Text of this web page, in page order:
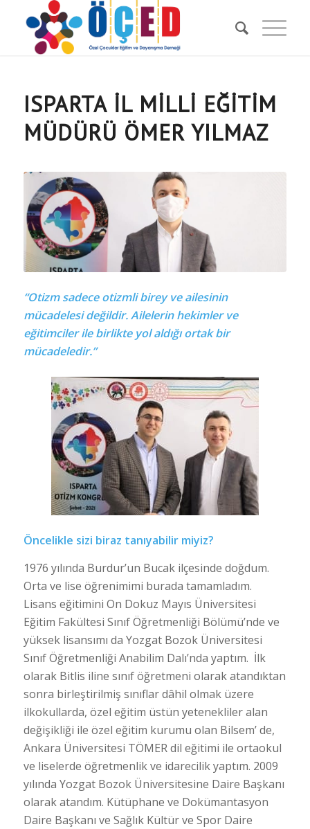
ISPARTA İL MİLLİ EĞİTİM
MÜDÜRÜ ÖMER YILMAZ
“Otizm sadece otizmli birey ve ailesinin
mücadelesi değildir. Ailelerin hekimler ve
eğitimciler ile birlikte yol aldığı ortak bir
mücadeledir.”
Öncelikle sizi biraz tanıyabilir miyiz?
1976 yılında Burdur’un Bucak ilçesinde doğdum.
Orta ve lise öğrenimimi burada tamamladım.
Lisans eğitimini On Dokuz Mayıs Üniversitesi
Eğitim Fakültesi Sınıf Öğretmenliği Bölümü’nde ve
yüksek lisansımı da Yozgat Bozok Üniversitesi
Sınıf Öğretmenliği Anabilim Dalı’nda yaptım. İlk
olarak Bitlis iline sınıf öğretmeni olarak atandıktan
sonra birleştirilmiş sınıflar dâhil olmak üzere
ilkokullarda, özel eğitim üstün yetenekliler alan
değişikliği ile özel eğitim kurumu olan Bilsem’ de,
Ankara Üniversitesi TÖMER dil eğitimi ile ortaokul
ve liselerde öğretmenlik ve idarecilik yaptım. 2009
yılında Yozgat Bozok Üniversitesine Daire Başkanı
olarak atandım. Kütüphane ve Dokümantasyon
Daire Başkanı ve Sağlık Kültür ve Spor Daire